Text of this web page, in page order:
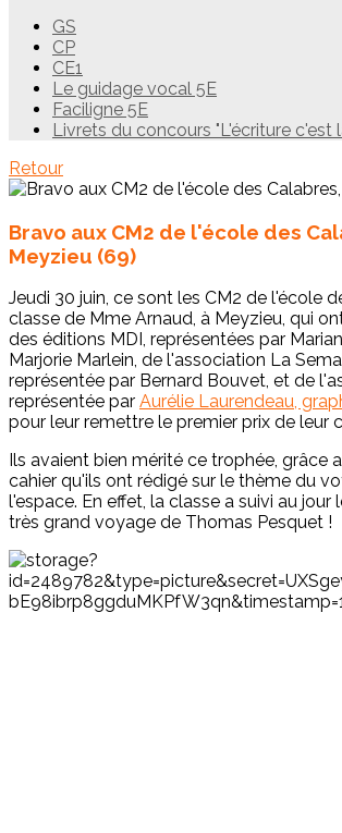
GS
CP
CE1
Le guidage vocal 5E
Faciligne 5E
Livrets du concours "L'écriture c'est
Retour
Bravo aux CM2 de l'école des
Meyzieu (69)
Jeudi 30 juin, ce sont les CM2 de l'école
classe de Mme Arnaud, à Meyzieu, qui
des éditions MDI, représentées par
Marjorie Marlein, de l'association La
représentée par Bernard Bouvet, et de
représentée par Aurélie Laurendeau,
pour leur remettre le premier prix de leur
Ils avaient bien mérité ce trophée, grâce
cahier qu'ils ont rédigé sur le thème du
l'espace. En effet, la classe a suivi au jour
très grand voyage de Thomas Pesquet !